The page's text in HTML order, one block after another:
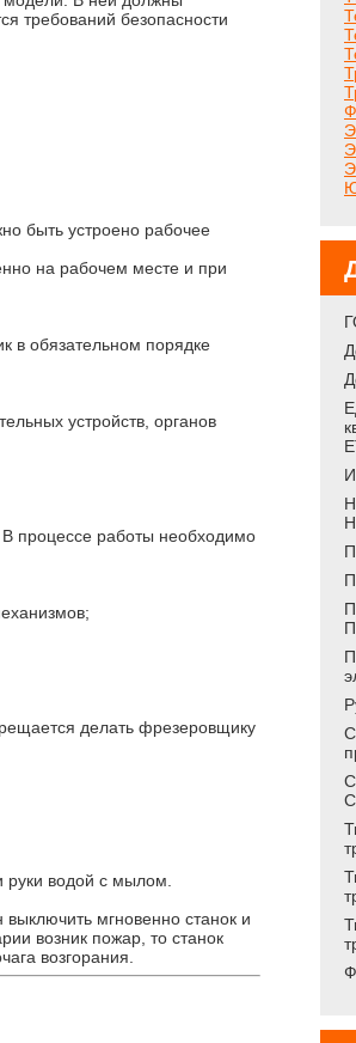
требований безопасности
быть устроено рабочее
на рабочем месте и при
в обязательном порядке
устройств, органов
В процессе работы необходимо
делать фрезеровщику
руки водой с мылом.
мгновенно станок и
возник пожар, то станок
возгорания.